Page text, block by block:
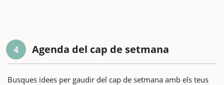
4 Agenda del cap de setmana
Busques idees per gaudir del cap de setmana amb els teus